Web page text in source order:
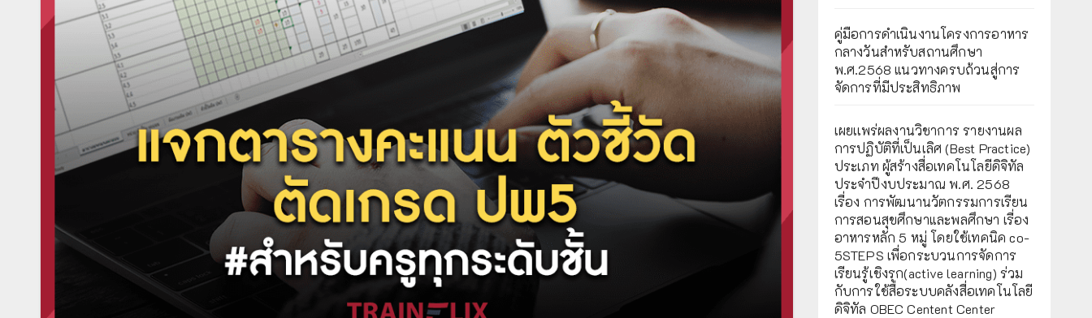
คู่มือการดำเนินงานโครงการอาหาร
กลางวันสำหรับสถานศึกษา
พ.ศ.2568 แนวทางครบถ้วนสู่การ
จัดการที่มีประสิทธิภาพ
เผยเเพร่ผลงานวิชาการ รายงานผล
การปฏิบัติที่เป็นเลิศ (Best Practice)
ประเภท ผู้สร้างสื่อเทคโนโลยีดิจิทัล
ประจำปีงบประมาณ พ.ศ. 2568
เรื่อง การพัฒนานวัตกรรมการเรียน
การสอนสุขศึกษาและพลศึกษา เรื่อง
อาหารหลัก 5 หมู่ โดยใช้เทคนิค co-
5STEPS เพื่อกระบวนการจัดการ
เรียนรู้เชิงรุก(active learning) ร่วม
กับการใช้สื่อระบบคลังสื่อเทคโนโลยี
ดิจิทัล OBEC Centent Center